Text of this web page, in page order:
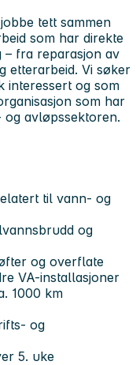
tett sammen
som har direkte
– fra reparasjon av
etterarbeid. Vi søker
interessert og som
som har
avløpssektoren.
til vann- og
og
og overflate
VA-installasjoner
1000 km
og
5. uke